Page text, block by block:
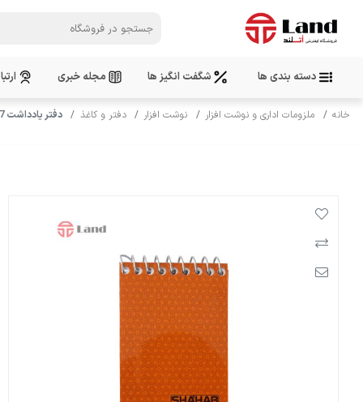
دسته بندی ها شگفت انگیز ها مجله خبری
خانه ملزومات اداری و نوشت افزار نوشت افزار دفتر و کاغذ دفتر یادداشت 7*10 لامینتی شهاب